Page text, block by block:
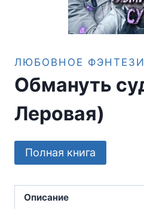
ЛЮБОВНОЕ ФЭНТЕЗИ
Обмануть
Леровая)
Полная книга
Описание